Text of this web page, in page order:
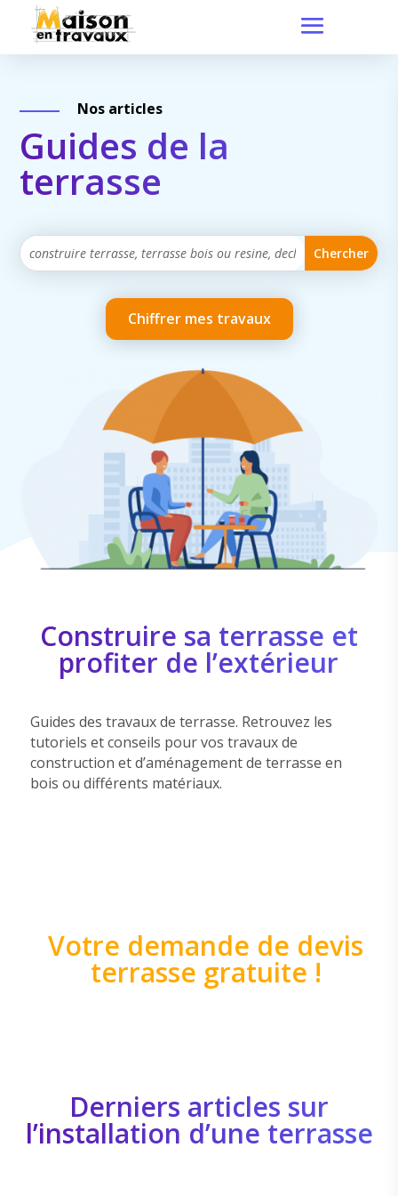
Nos articles
Guides de la
terrasse
Chiffrer mes travaux
Construire sa terrasse et
profiter de l’extérieur
Guides des travaux de terrasse. Retrouvez les
tutoriels et conseils pour vos travaux de
construction et d’aménagement de terrasse en
bois ou différents matériaux.
Votre demande de devis
terrasse gratuite !
Derniers articles sur
l’installation d’une terrasse